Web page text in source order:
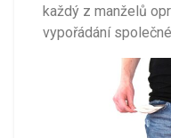
každý z manželů
vypořádání